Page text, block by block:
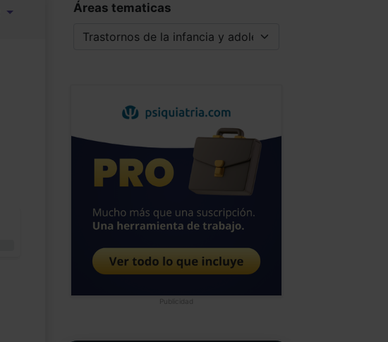
Áreas tematicas
Publicidad